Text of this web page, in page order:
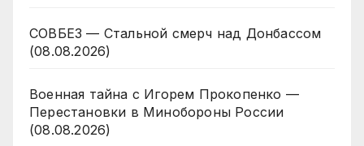
СОВБЕЗ — Стальной смерч над Донбассом
(08.08.2026)
Военная тайна с Игорем Прокопенко —
Перестановки в Минобороны России
(08.08.2026)